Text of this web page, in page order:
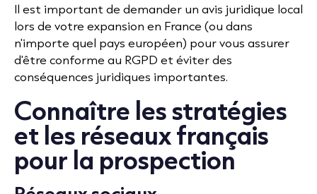
Il est important de demander un avis juridique local
lors de votre expansion en France (ou dans
n'importe quel pays européen) pour vous assurer
d'être conforme au RGPD et éviter des
conséquences juridiques importantes.
Connaître les stratégies
et les réseaux français
pour la prospection